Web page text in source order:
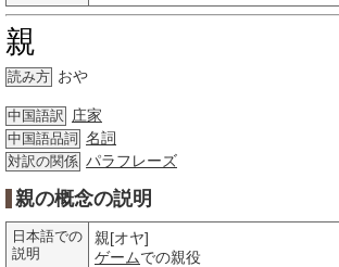
親
読み方 おや
中国語訳 庄家
中国語品詞 名詞
対訳の関係 パラフレーズ
親の概念の説明
日本語での
説明
親[オヤ]
ゲームでの親役